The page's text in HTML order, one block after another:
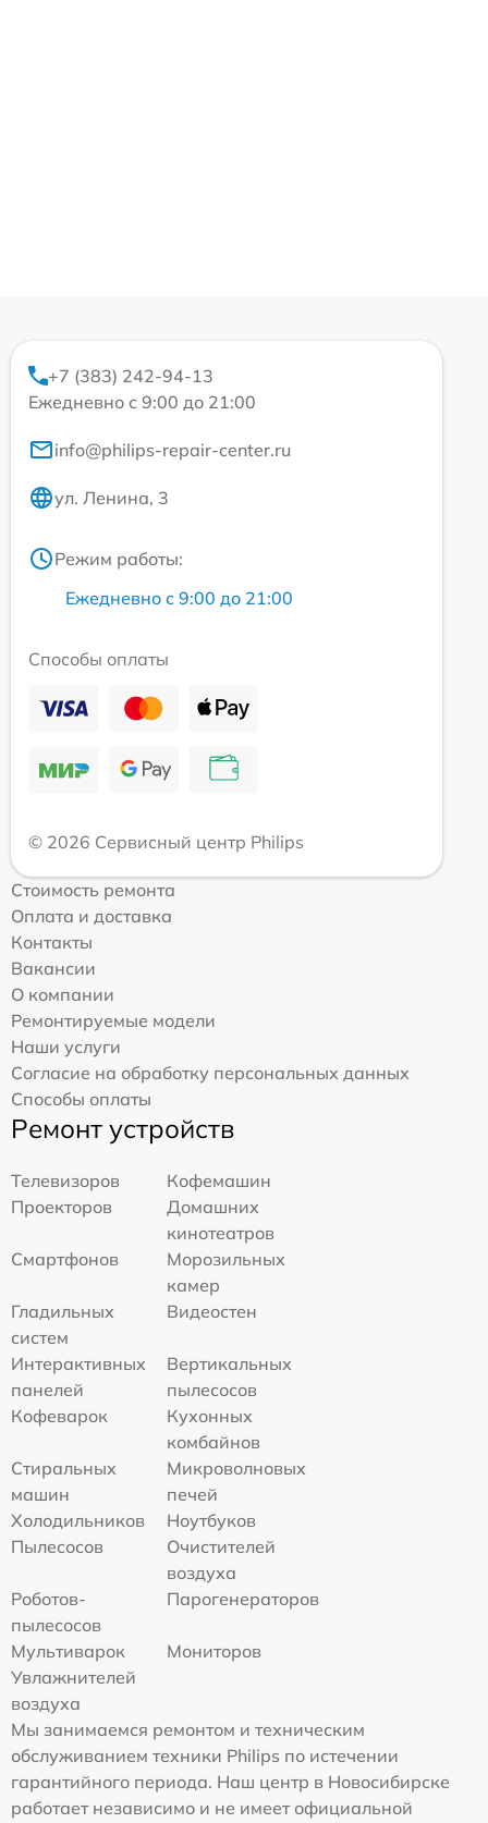
+7 (383) 242-94-13
Ежедневно с 9:00 до 21:00
info@philips-repair-center.ru
ул. Ленина, 3
Режим работы:
Ежедневно с 9:00 до 21:00
Способы оплаты
© 2026 Сервисный центр Philips
Стоимость ремонта
Оплата и доставка
Контакты
Вакансии
О компании
Ремонтируемые модели
Наши услуги
Согласие на обработку персональных данных
Способы оплаты
Ремонт устройств
Телевизоров
Кофемашин
Проекторов
Домашних
кинотеатров
Смартфонов
Морозильных
камер
Гладильных
систем
Видеостен
Интерактивных
панелей
Вертикальных
пылесосов
Кофеварок
Кухонных
комбайнов
Стиральных
машин
Микроволновых
печей
Холодильников
Ноутбуков
Пылесосов
Очистителей
воздуха
Роботов-
пылесосов
Парогенераторов
Мультиварок
Мониторов
Увлажнителей
воздуха
Мы занимаемся ремонтом и техническим
обслуживанием техники Philips по истечении
гарантийного периода. Наш центр в Новосибирске
работает независимо и не имеет официальной